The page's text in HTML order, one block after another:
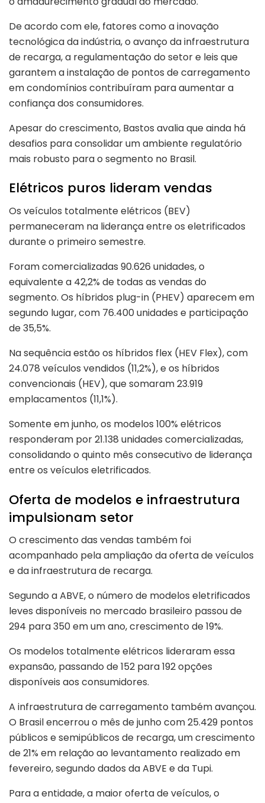
De acordo com ele, fatores como a inovação
tecnológica da indústria, o avanço da infraestrutura
de recarga, a regulamentação do setor e leis que
garantem a instalação de pontos de carregamento
em condomínios contribuíram para aumentar a
confiança dos consumidores.
Apesar do crescimento, Bastos avalia que ainda há
desafios para consolidar um ambiente regulatório
mais robusto para o segmento no Brasil.
Elétricos puros lideram vendas
Os veículos totalmente elétricos (BEV)
permaneceram na liderança entre os eletrificados
durante o primeiro semestre.
Foram comercializadas 90.626 unidades, o
equivalente a 42,2% de todas as vendas do
segmento. Os híbridos plug-in (PHEV) aparecem em
segundo lugar, com 76.400 unidades e participação
de 35,5%.
Na sequência estão os híbridos flex (HEV Flex), com
24.078 veículos vendidos (11,2%), e os híbridos
convencionais (HEV), que somaram 23.919
emplacamentos (11,1%).
Somente em junho, os modelos 100% elétricos
responderam por 21.138 unidades comercializadas,
consolidando o quinto mês consecutivo de liderança
entre os veículos eletrificados.
Oferta de modelos e infraestrutura
impulsionam setor
O crescimento das vendas também foi
acompanhado pela ampliação da oferta de veículos
e da infraestrutura de recarga.
Segundo a ABVE, o número de modelos eletrificados
leves disponíveis no mercado brasileiro passou de
294 para 350 em um ano, crescimento de 19%.
Os modelos totalmente elétricos lideraram essa
expansão, passando de 152 para 192 opções
disponíveis aos consumidores.
A infraestrutura de carregamento também avançou.
O Brasil encerrou o mês de junho com 25.429 pontos
públicos e semipúblicos de recarga, um crescimento
de 21% em relação ao levantamento realizado em
fevereiro, segundo dados da ABVE e da Tupi.
Para a entidade, a maior oferta de veículos, o